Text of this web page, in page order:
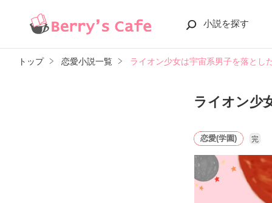
小説を探す
トップ 恋愛小説一覧 ライオン少女は宇宙系男子を落とし
ライオン少
恋愛(学園) 完